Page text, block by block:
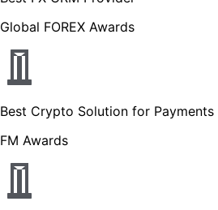
Global FOREX Awards
Best Crypto Solution for Payments
FM Awards